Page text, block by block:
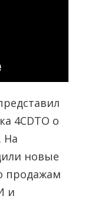
4СDTO о
На
новые
продажам
и